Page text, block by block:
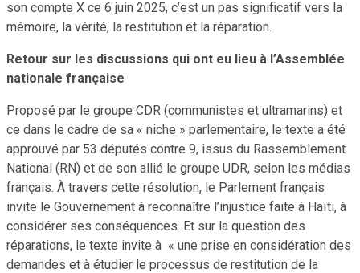
son compte X ce 6 juin 2025, c’est un pas significatif vers la
mémoire, la vérité, la restitution et la réparation.
Retour sur les discussions qui ont eu lieu à l’Assemblée
nationale française
Proposé par le groupe CDR (communistes et ultramarins) et
ce dans le cadre de sa « niche » parlementaire, le texte a été
approuvé par 53 députés contre 9, issus du Rassemblement
National (RN) et de son allié le groupe UDR, selon les médias
français. À travers cette résolution, le Parlement français
invite le Gouvernement à reconnaître l’injustice faite à Haïti, à
considérer ses conséquences. Et sur la question des
réparations, le texte invite à « une prise en considération des
demandes et à étudier le processus de restitution de la